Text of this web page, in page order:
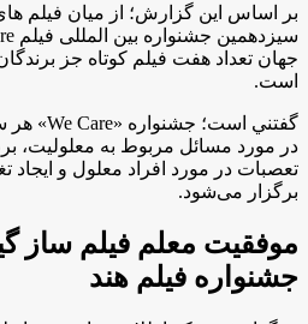
بر اساس اين گزارش؛ از میان فیلم
سیزدهمین جشنواره بین المللی فیلم
جهان تعداد هفت فیلم کوتاه جز
است.
گفتني است؛ جشنواره «We Care» هر
در مورد مسائل مربوط به
تعصبات در مورد افراد معلول و ایجاد
برگزار می‌شود.
موفقیت معلم فیلم ساز
جشنواره فیلم هند